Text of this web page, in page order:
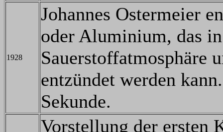
1928
Johannes Ostermeier
oder Aluminium, das
Sauerstoffatmosphäre
entzündet werden
Sekunde.
Vorstellung der ersten